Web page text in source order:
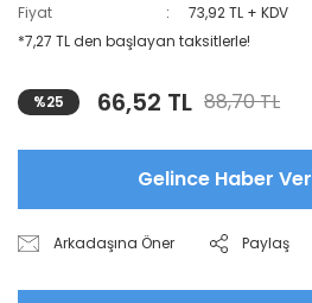
Fiyat
73,92 TL + KDV
*7,27 TL den başlayan taksitlerle!
%25 66,52 TL 88,70 TL
Gelince Haber Ver
Arkadaşına Öner Paylaş